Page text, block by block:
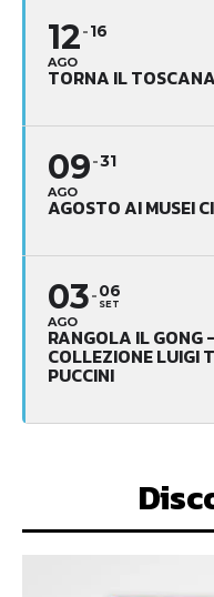
12
AGO
16
TORNA IL
09
AGO
31
AGOSTO AI MUSEI
03
AGO
06
SET
RANGOLA IL GONG
COLLEZIONE LUIGI
PUCCINI